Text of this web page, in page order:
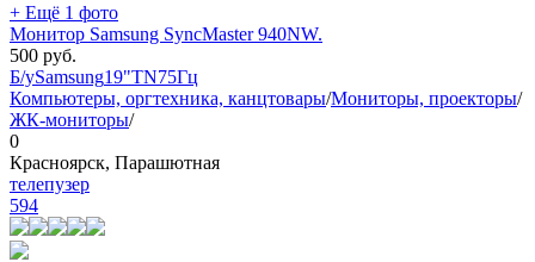
+ Ещё 1 фото
Монитор Samsung SyncMaster 940NW.
500 руб.
Б/уSamsung19"TN75Гц
Компьютеры, оргтехника, канцтовары/Мониторы, проекторы/
ЖК-мониторы/
0
Красноярск, Парашютная
телепузер
594